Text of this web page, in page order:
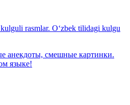
rasmlar. O‘zbek tilidagi kulgu
анекдоты, смешные картинки.
языке!